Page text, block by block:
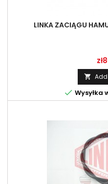
LINKA ZACIĄGU

 Wysyłka